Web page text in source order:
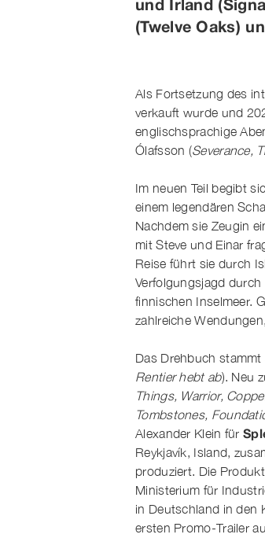
und Irland
(Twelve Oaks)
Als Fortsetzung des
verkauft wurde und
englischsprachige
Ólafsson (Severance,
Im neuen Teil begibt
einem legendären
Nachdem sie Zeugin
mit Steve und Einar
Reise führt sie durch
Verfolgungsjagd
finnischen Inselmeer.
zahlreiche
Das Drehbuch
Rentier hebt ab). Neu
Things, Warrior,
Tombstones,
Alexander Klein für
Reykjavík, Island,
produziert. Die
Ministerium für
in Deutschland in den
ersten Promo-Trailer